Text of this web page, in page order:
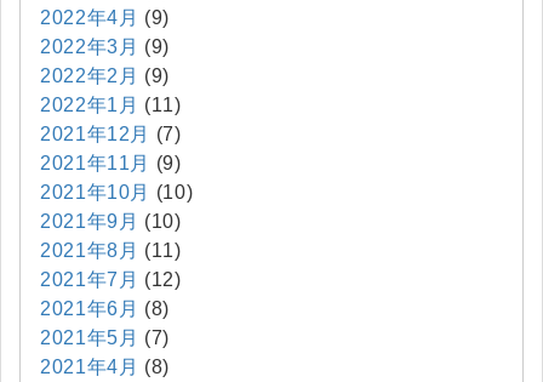
2022年4月 (9)
2022年3月 (9)
2022年2月 (9)
2022年1月 (11)
2021年12月
(7)
2021年11月
(9)
2021年10月
(10)
2021年9月 (10)
2021年8月 (11)
2021年7月 (12)
2021年6月 (8)
2021年5月 (7)
2021年4月 (8)